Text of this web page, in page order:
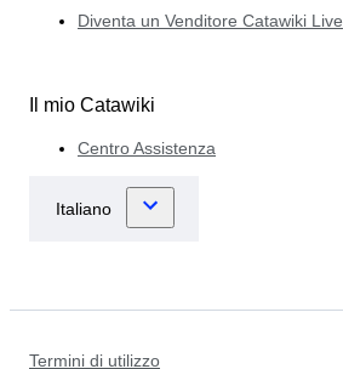
Diventa un Venditore Catawiki Live
Il mio Catawiki
Centro Assistenza
Termini di utilizzo